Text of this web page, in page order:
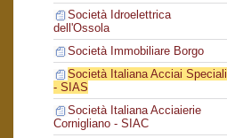
Società Idroelettrica
dell'Ossola
Società Immobiliare Borgo
Società Italiana Acciai Speciali
- SIAS
Società Italiana Acciaierie
Cornigliano - SIAC